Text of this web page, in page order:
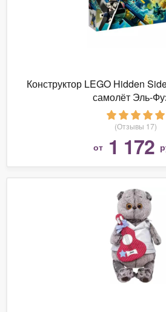
Конструктор LEGO Hidden
самолёт Эль-
(Отзывы 17)
от 1 172